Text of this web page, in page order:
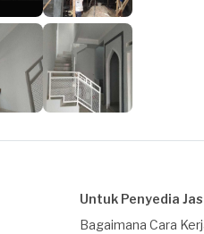
Untuk Penyedia
Bagaimana Cara